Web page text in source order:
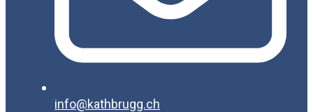
info@kathbrugg.ch